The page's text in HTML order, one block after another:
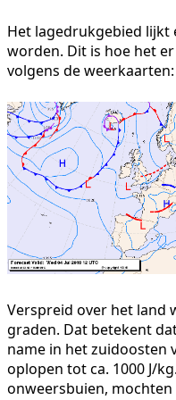
Het lagedrukgebied lijkt
worden. Dit is hoe het
volgens de weerkaarten:
Verspreid over het land
graden. Dat betekent
name in het zuidoosten
oplopen tot ca. 1000 J/
onweersbuien,